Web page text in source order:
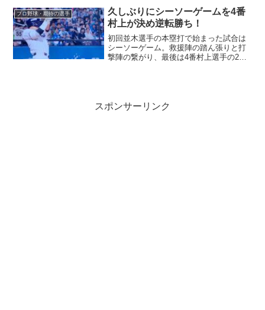
プロ野球・期待の選手
久しぶりにシーソーゲームを4番
村上が決め逆転勝ち！
初回並木選手の本塁打で始まった試合は
シーソーゲーム。救援陣の踏ん張りと打
撃陣の繋がり、最後は4番村上選手の2発
スポンサーリンク